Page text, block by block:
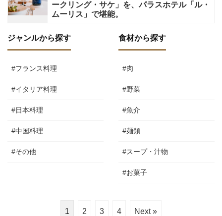
ークリング・サケ」を、パラスホテル「ル・
ムーリス」で堪能。
ジャンルから探す
#フランス料理
#イタリア料理
#日本料理
#中国料理
#その他
食材から探す
#肉
#野菜
#魚介
#麺類
#スープ・汁物
#お菓子
1 2 3 4 Next »